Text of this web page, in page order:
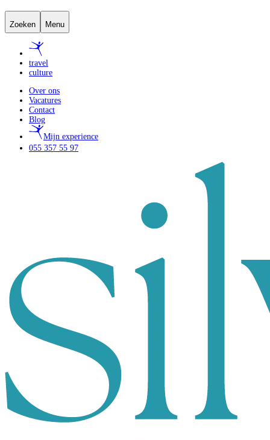
Zoeken Menu
travel
culture
Over ons
Vacatures
Contact
Blog
Mijn experience
055 357 55 97